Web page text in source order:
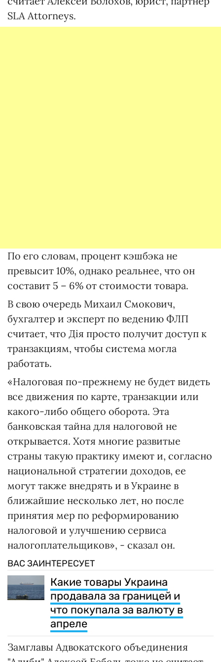
SLA Attorneys.
По его словам, процент кэшбэка не
превысит 10%, однако реальнее, что он
составит 5 – 6% от стоимости товара.
В свою очередь Михаил Смокович,
бухгалтер и эксперт по ведению ФЛП
считает, что Дія просто получит доступ к
транзакциям, чтобы система могла
работать.
«Налоговая по-прежнему не будет видеть
все движения по карте, транзакции или
какого-либо общего оборота. Эта
банковская тайна для налоговой не
открывается. Хотя многие развитые
страны такую практику имеют и, согласно
национальной стратегии доходов, ее
могут также внедрять и в Украине в
ближайшие несколько лет, но после
принятия мер по реформированию
налоговой и улучшению сервиса
налогоплательщиков», - сказал он.
ВАС ЗАИНТЕРЕСУЕТ
Какие товары Украина
продавала за границей и
что покупала за валюту в
апреле
Замглавы Адвокатского объединения